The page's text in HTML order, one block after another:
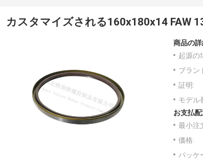
カスタマイズされる160x180x14 FAW
商品の詳
起源の
ブラン
証明:
モデル
お支払
最小注
価格:
パッケ